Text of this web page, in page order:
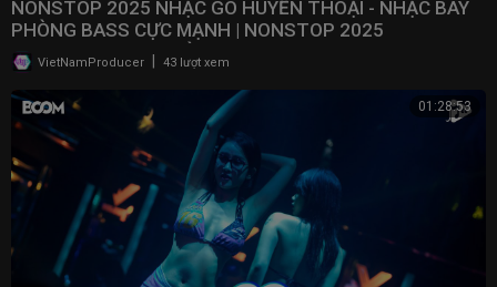
NONSTOP 2025 NHẠC GÕ HUYỀN THOẠI - NHẠC BAY
PHÒNG BASS CỰC MẠNH | NONSTOP 2025
VINAHOUSE BAY PHÒNG
VietNamProducer 43 lượt xem
01:28:53